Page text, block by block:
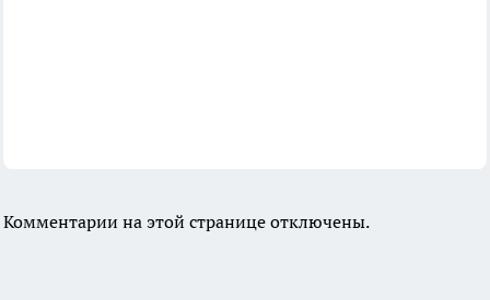
Комментарии на этой странице отключены.